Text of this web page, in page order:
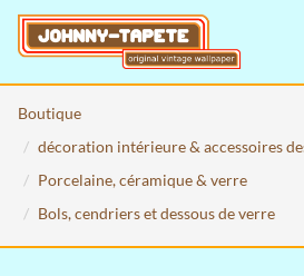
Boutique
décoration intérieure & accessoires
Porcelaine, céramique & verre
Bols, cendriers et dessous de verre